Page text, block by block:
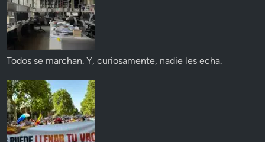
Todos se marchan. Y, curiosamente, nadie les echa.